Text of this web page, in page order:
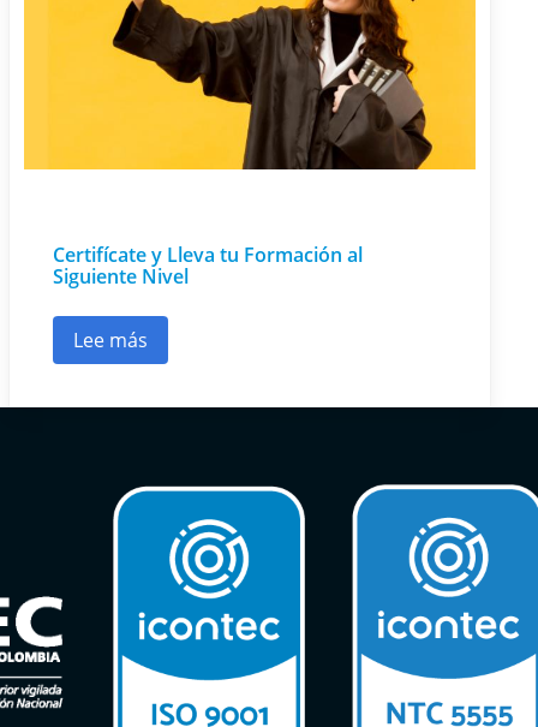
Certifícate y Lleva tu Formación al
Siguiente Nivel
Lee más
sobre Certifícate y Lleva tu Formación al